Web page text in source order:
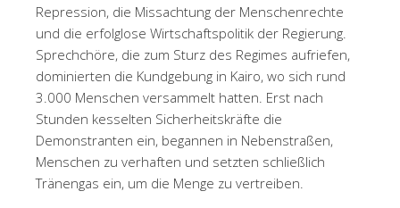
Repression, die Missachtung der Menschenrechte
und die erfolglose Wirtschaftspolitik der Regierung.
Sprechchöre, die zum Sturz des Regimes aufriefen,
dominierten die Kundgebung in Kairo, wo sich rund
3.000 Menschen versammelt hatten. Erst nach
Stunden kesselten Sicherheitskräfte die
Demonstranten ein, begannen in Nebenstraßen,
Menschen zu verhaften und setzten schließlich
Tränengas ein, um die Menge zu vertreiben.